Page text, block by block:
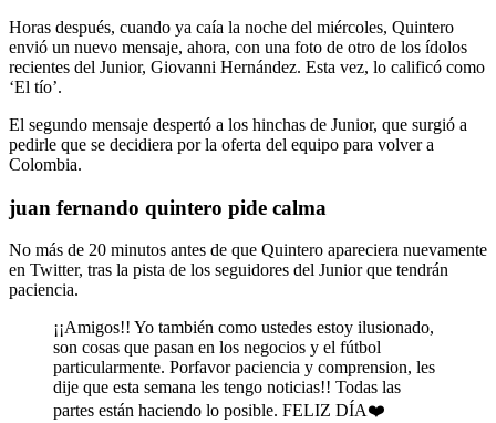
Horas después, cuando ya caía la noche del miércoles, Quintero
envió un nuevo mensaje, ahora, con una foto de otro de los ídolos
recientes del Junior, Giovanni Hernández. Esta vez, lo calificó como
‘El tío’.
El segundo mensaje despertó a los hinchas de Junior, que surgió a
pedirle que se decidiera por la oferta del equipo para volver a
Colombia.
juan fernando quintero pide calma
No más de 20 minutos antes de que Quintero apareciera nuevamente
en Twitter, tras la pista de los seguidores del Junior que tendrán
paciencia.
¡¡Amigos!! Yo también como ustedes estoy ilusionado,
son cosas que pasan en los negocios y el fútbol
particularmente. Porfavor paciencia y comprension, les
dije que esta semana les tengo noticias!! Todas las
partes están haciendo lo posible. FELIZ DÍA❤️